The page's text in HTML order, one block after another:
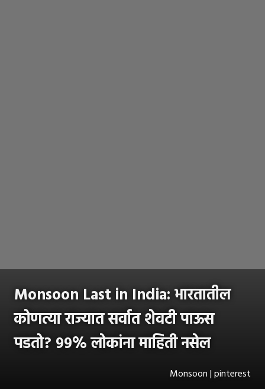
Monsoon Last in India: भारतातील
कोणत्या राज्यात सर्वात शेवटी पाऊस
पडतो? ९९% लोकांना माहिती नसेल
Monsoon | pinterest